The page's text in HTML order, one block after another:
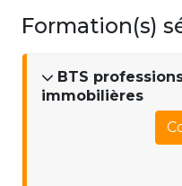
Formation(s)
BTS
immobilières